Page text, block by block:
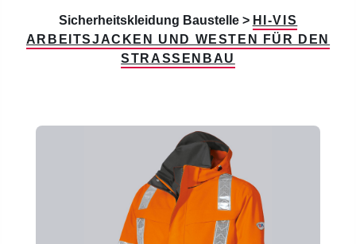
Sicherheitskleidung Baustelle > HI-VIS
ARBEITSJACKEN UND WESTEN FÜR DEN
STRASSENBAU